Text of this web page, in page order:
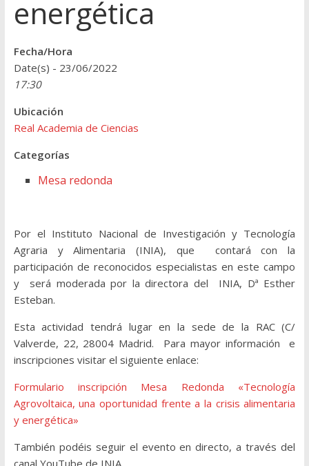
energética
Fecha/Hora
Date(s) - 23/06/2022
17:30
Ubicación
Real Academia de Ciencias
Categorías
Mesa redonda
Por el Instituto Nacional de Investigación y Tecnología
Agraria y Alimentaria (INIA), que contará con la
participación de reconocidos especialistas en este campo
y será moderada por la directora del INIA, Dª Esther
Esteban.
Esta actividad tendrá lugar en la sede de la RAC (C/
Valverde, 22, 28004 Madrid. Para mayor información e
inscripciones visitar el siguiente enlace:
Formulario inscripción Mesa Redonda «Tecnología
Agrovoltaica, una oportunidad frente a la crisis alimentaria
y energética»
También podéis seguir el evento en directo, a través del